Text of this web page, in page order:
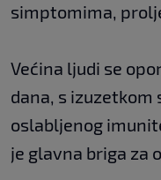
simptomima,
Većina ljudi se
dana, s izuzetkom
oslabljenog
je glavna briga za